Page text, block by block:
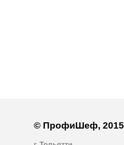
© ПрофиШеф, 2015